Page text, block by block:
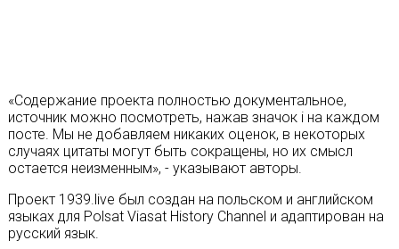
«Содержание проекта полностью документальное,
источник можно посмотреть, нажав значок i на каждом
посте. Мы не добавляем никаких оценок, в некоторых
случаях цитаты могут быть сокращены, но их смысл
остается неизменным», - указывают авторы.
Проект 1939.live был создан на польском и английском
языках для Polsat Viasat History Channel и адаптирован на
русский язык.